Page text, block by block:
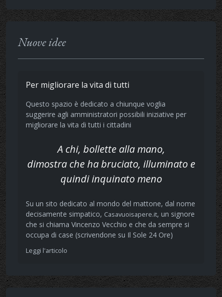
Nuove idee
Per migliorare la vita di tutti
Questo spazio è dedicato a chiunque voglia
suggerire agli amministratori possibili iniziative per
migliorare la vita di tutti i cittadini
A chi, bollette alla mano,
dimostra che ha bruciato, illuminato e
quindi inquinato meno
Su un sito dedicato al mondo del mattone, dal nome
decisamente simpatico, Casavuoisapere.it, un signore
che si chiama Vincenzo Vecchio e che da sempre si
occupa di case (scrivendone su Il Sole 24 Ore)
Leggi l'articolo